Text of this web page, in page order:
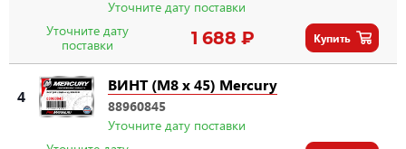
Уточните дату поставки
Уточните дату
поставки
1 688 ₽ Купить
4
ВИНТ (M8 x 45) Mercury
88960845
Уточните дату поставки